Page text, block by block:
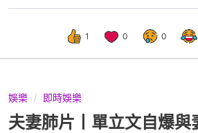
1 0 0
娛樂 即時娛樂
夫妻肺片丨單立文自爆與